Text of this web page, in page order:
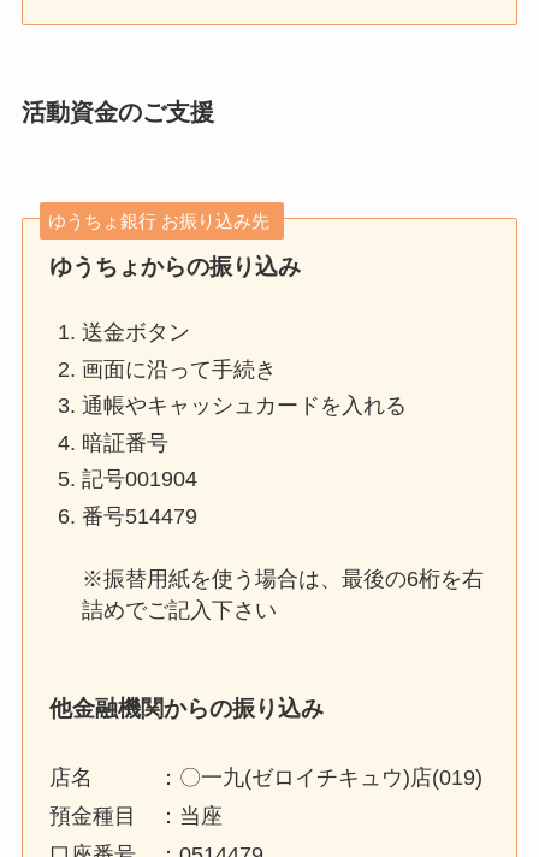
活動資金のご支援
ゆうちょ銀行 お振り込み先
ゆうちょからの振り込み
送金ボタン
画面に沿って手続き
通帳やキャッシュカードを入れる
暗証番号
記号001904
番号514479
※振替用紙を使う場合は、最後の6桁を右
詰めでご記入下さい
他金融機関からの振り込み
店名 ：〇一九(ゼロイチキュウ)店(019)
預金種目 ：当座